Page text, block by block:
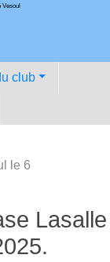
club
le 6
Lasalle